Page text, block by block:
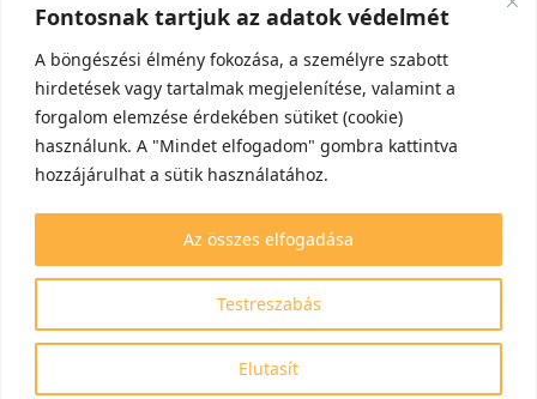
Fontosnak tartjuk az adatok védelmét
A böngészési élmény fokozása, a személyre szabott
hirdetések vagy tartalmak megjelenítése, valamint a
forgalom elemzése érdekében sütiket (cookie)
használunk. A "Mindet elfogadom" gombra kattintva
hozzájárulhat a sütik használatához.
Testreszabás
Elutasít
Az összes elfogadása
OKOK
ÖKOLÓGIAI HATÁS
GAZDASÁGI-TÁRSADALMI HATÁS
ELŐREJELZÉS
VÉDEKEZÉS